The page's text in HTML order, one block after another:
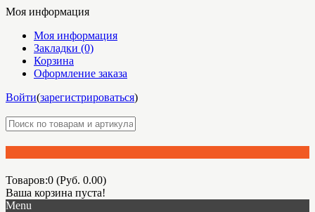
Моя информация
Моя информация
Закладки (0)
Корзина
Оформление заказа
Войти(зарегистрироваться)
Товаров:0 (Руб. 0.00)
Ваша корзина пуста!
Menu